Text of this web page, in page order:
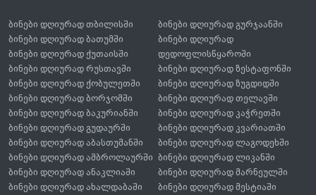
ბინები დღიურად თბილისში
ბინები დღიურად ბათუმში
ბინები დღიურად ქუთაისში
ბინები დღიურად რუსთავში
ბინები დღიურად ქობულეთში
ბინები დღიურად ბორჯომში
ბინები დღიურად ბაკურიანში
ბინები დღიურად გუდაურში
ბინები დღიურად აბასთუმანში
ბინები დღიურად ამბროლაურში
ბინები დღიურად ანაკლიაში
ბინები დღიურად ახალდაბაში
ბინები დღიურად გურჯაანში
ბინები დღიურად
დედოფლისწყაროში
ბინები დღიურად ზესტაფონში
ბინები დღიურად ზუგდიდში
ბინები დღიურად თელავში
ბინები დღიურად კაჭრეთში
ბინები დღიურად კვარიათში
ბინები დღიურად ლაგოდეხში
ბინები დღიურად ლიკანში
ბინები დღიურად მარნეულში
ბინები დღიურად მესტიაში